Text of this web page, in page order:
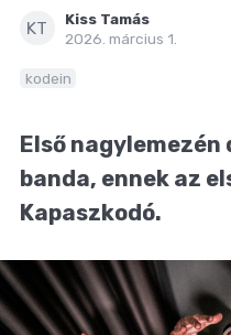
PREMIEREK
BLOG
KT
Kiss Tamás
2026. március 1.
kodein
Első nagylemezén
banda, ennek az
Kapaszkodó.